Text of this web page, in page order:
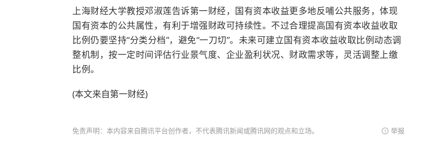
上海财经大学教授邓淑莲告诉第一财经，国有资本收益更多地反哺公共服务，体现
国有资本的公共属性，有利于增强财政可持续性。不过合理提高国有资本收益收取
比例仍要坚持“分类分档”，避免“一刀切”。未来可建立国有资本收益收取比例动态调
整机制，按一定时间评估行业景气度、企业盈利状况、财政需求等，灵活调整上缴
比例。
(本文来自第一财经)
免责声明：本内容来自腾讯平台创作者，不代表腾讯新闻或腾讯网的观点和立场。 举报